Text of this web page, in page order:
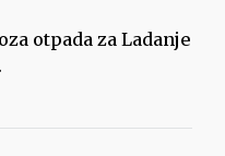
otpada za Ladanje